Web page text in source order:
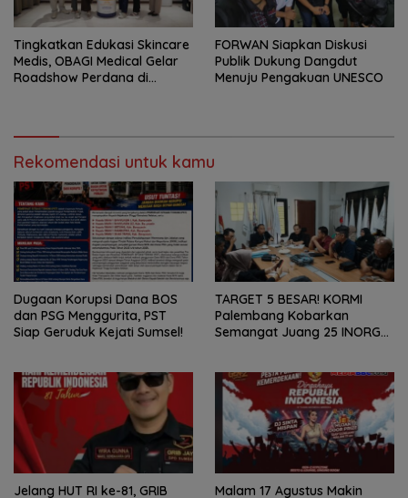
Tingkatkan Edukasi Skincare
Medis, OBAGI Medical Gelar
Roadshow Perdana di
FORWAN Siapkan Diskusi
Publik Dukung Dangdut
Menuju Pengakuan UNESCO
Rekomendasi untuk kamu
Dugaan Korupsi Dana BOS
dan PSG Menggurita, PST
Siap Geruduk Kejati Sumsel!
TARGET 5 BESAR! KORMI
Palembang Kobarkan
Semangat Juang 25 INORGA
Jelang HUT RI ke-81, GRIB
Malam 17 Agustus Makin